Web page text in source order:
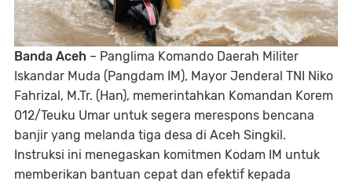
Banda Aceh – Panglima Komando Daerah Militer
Iskandar Muda (Pangdam IM), Mayor Jenderal TNI Niko
Fahrizal, M.Tr. (Han), memerintahkan Komandan Korem
012/Teuku Umar untuk segera merespons bencana
banjir yang melanda tiga desa di Aceh Singkil.
Instruksi ini menegaskan komitmen Kodam IM untuk
memberikan bantuan cepat dan efektif kepada